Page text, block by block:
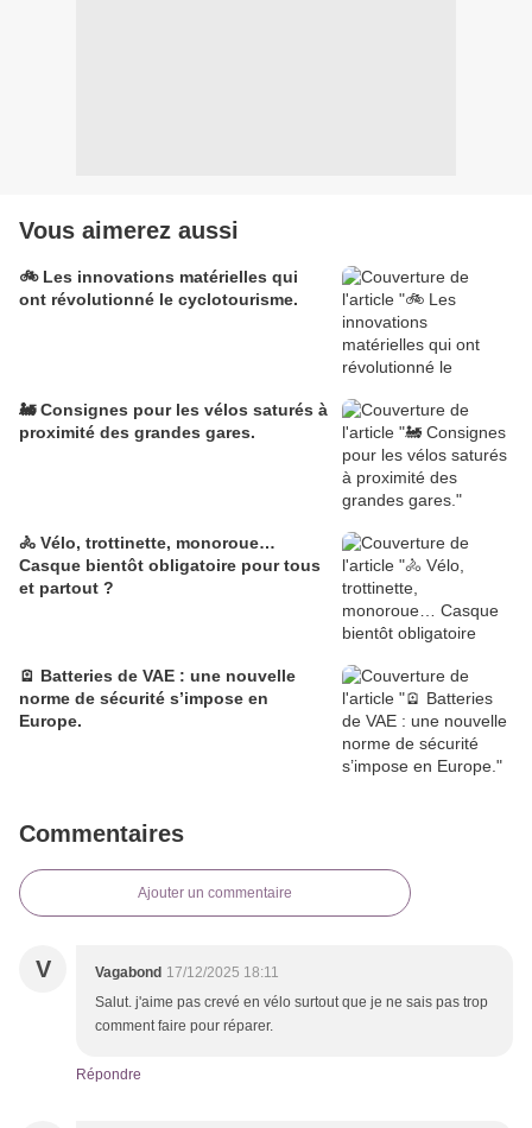
Vous aimerez aussi
🚲 Les innovations matérielles qui
ont révolutionné le cyclotourisme.
🚂 Consignes pour les vélos saturés à
proximité des grandes gares.
🚴 Vélo, trottinette, monoroue…
Casque bientôt obligatoire pour tous
et partout ?
🪫 Batteries de VAE : une nouvelle
norme de sécurité s’impose en
Europe.
Commentaires
Ajouter un commentaire
V Vagabond 17/12/2025 18:11
Salut. j'aime pas crevé en vélo surtout que je ne sais pas trop
comment faire pour réparer.
Répondre